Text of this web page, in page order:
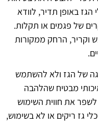
באופן תדיר, לוודא
של פגמים או תקלות.
וקריר, הרחק ממקורות
של הגז ולא להשתמש
מבטיח שהלהבה
לשפר את חווית השימוש
גז ריקים או לא בשימוש,